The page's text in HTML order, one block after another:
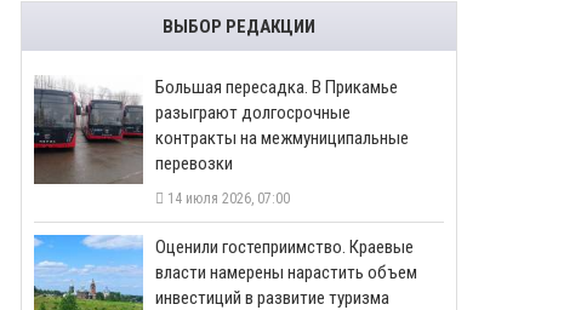
ВЫБОР РЕДАКЦИИ
Большая пересадка. В Прикамье
разыграют долгосрочные
контракты на межмуниципальные
перевозки
14 июля 2026, 07:00
Оценили гостеприимство. Краевые
власти намерены нарастить объем
инвестиций в развитие туризма